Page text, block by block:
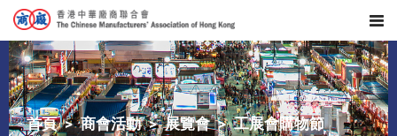
首頁 商會活動 展覽會 工展會購物節